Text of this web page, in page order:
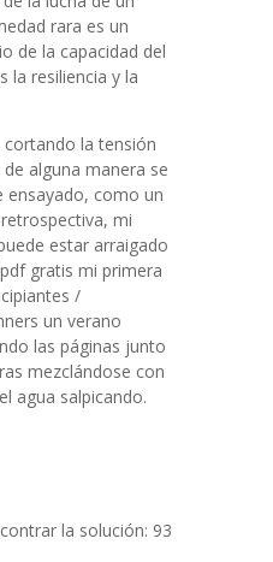
rara es un
de la capacidad del
la resiliencia y la
la tensión
alguna manera se
ensayado, como un
mi
estar arraigado
gratis mi primera
/
un verano
las páginas junto
mezclándose con
agua salpicando.